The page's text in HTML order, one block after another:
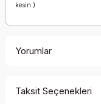
kesin.)
Yorumlar
Taksit Seçenekleri